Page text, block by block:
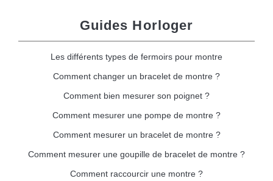
Guides Horloger
Les différents types de fermoirs pour montre
Comment changer un bracelet de montre ?
Comment bien mesurer son poignet ?
Comment mesurer une pompe de montre ?
Comment mesurer un bracelet de montre ?
Comment mesurer une goupille de bracelet de montre ?
Comment raccourcir une montre ?